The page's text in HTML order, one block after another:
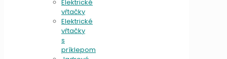
Elektrické
vŕtačky
Elektrické
vŕtačky
s
príklepom